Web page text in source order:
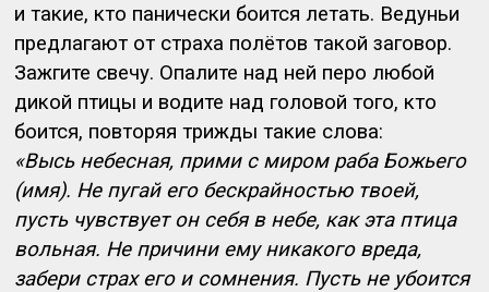
и такие, кто панически боится летать. Ведуньи
предлагают от страха полётов такой заговор.
Зажгите свечу. Опалите над ней перо любой
дикой птицы и водите над головой того, кто
боится, повторяя трижды такие слова:
«Высь небесная, прими с миром раба Божьего
(имя). Не пугай его бескрайностью твоей,
пусть чувствует он себя в небе, как эта птица
вольная. Не причини ему никакого вреда,
забери страх его и сомнения. Пусть не убоится